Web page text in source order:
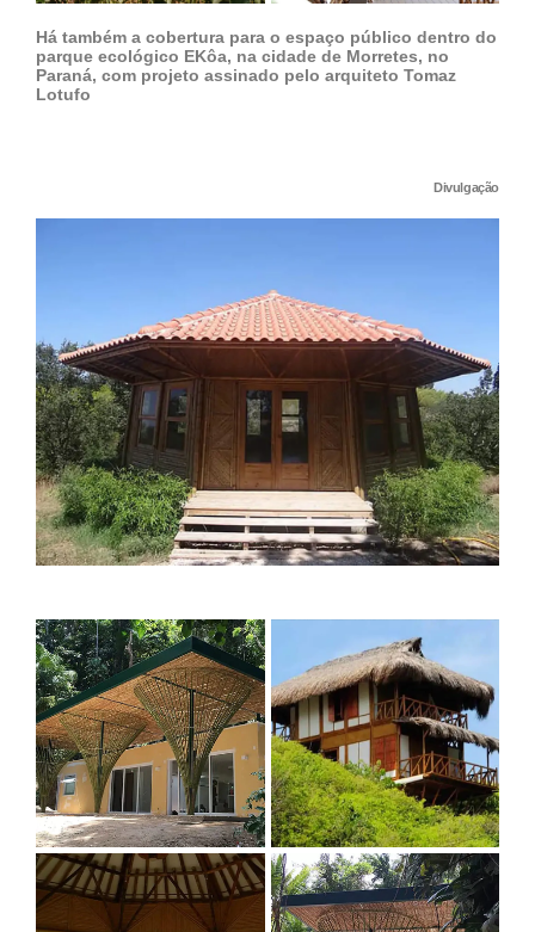
Há também a cobertura para o espaço público dentro do
parque ecológico EKôa, na cidade de Morretes, no
Paraná, com projeto assinado pelo arquiteto Tomaz
Lotufo
Divulgação